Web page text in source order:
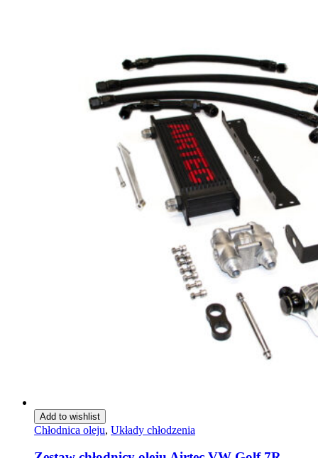
Add to wishlist
Chłodnica oleju, Układy chłodzenia